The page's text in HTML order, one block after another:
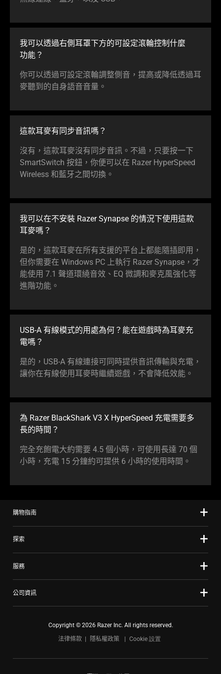
我可以透過右側耳罩下方的可設定滾輪控制什麼
功能 ？
你可以透過可設定滾輪調整側音，提高或降低透過耳
麥聽到的自身語音音量 。
這款耳麥有同步音訊嗎 ？
沒有，這款耳麥沒有同步音訊。不過，只要按一下
SmartSwitch 按鈕，你便可以在 Razer HyperSpeed
Wireless 和藍牙之間切換 。
我可以在不安裝 Razer Synapse 的情況下使用這款
耳麥嗎 ？
是的，這款耳麥在所有支援的平台上都能隨插即用，
但你需要在 Windows PC 上執行 Razer Synapse，才
能使用 7.1 聲道環繞音效、EQ 微調和麥克風強化等
進階功能 。
USB-A 有線模式的用處為何？能在遊戲時為耳麥充
電嗎 ？
是的，USB-A 有線連接可同時提供音訊傳輸與充電，
讓你在有線使用耳麥時繼續遊戲，不會降低效能 。
為 Razer BlackShark V3 X HyperSpeed 充電需要多
長的時間 ？
完全充飽電大約需要 4.5 個小時，可使用長達 70 個
小時，充電 15 分鐘約可提供 6 小時的使用 時間 。
購物指南
探索
服務
公司資訊
Copyright © 2026 Razer Inc. All rights reserved.
法律條款
隱私權政策 Cookie 設置